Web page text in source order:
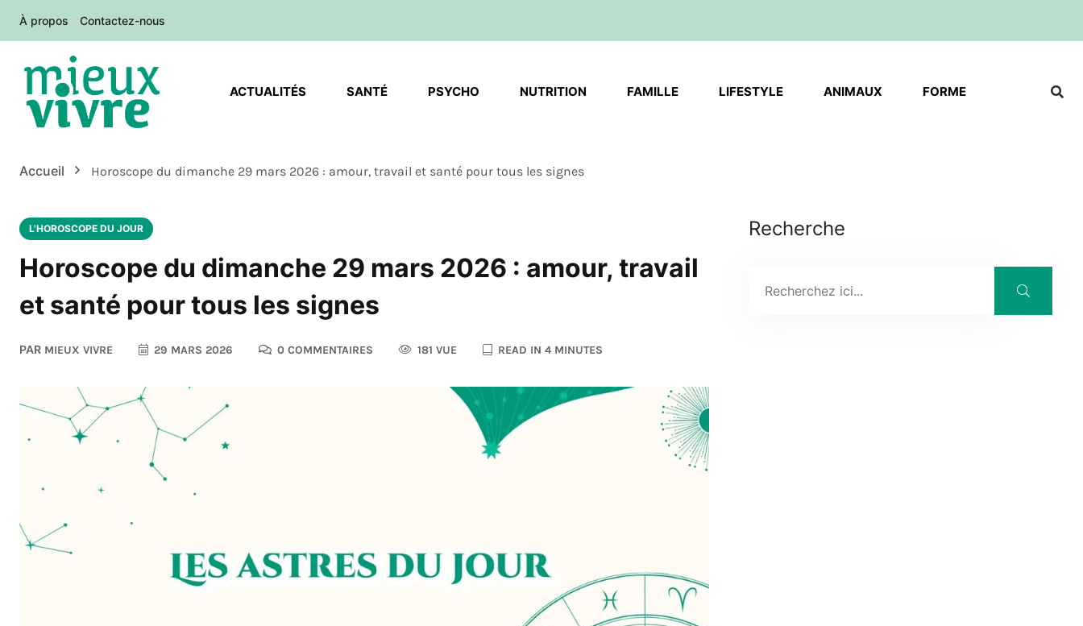
À propos Contactez-nous
ACTUALITÉS SANTÉ PSYCHO NUTRITION FAMILLE LIFESTYLE ANIMAUX FORME
Accueil Horoscope du dimanche 29 mars 2026 : amour, travail et santé pour tous les signes
L'HOROSCOPE DU JOUR
Horoscope du dimanche 29 mars 2026 : amour, travail
et santé pour tous les signes
PAR MIEUX VIVRE 29 MARS 2026 0 COMMENTAIRES 181 VUE READ IN 4 MINUTES
Recherche